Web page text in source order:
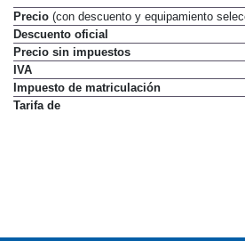
Precio (con descuento y equipamiento
Descuento oficial
Precio sin impuestos
IVA
Impuesto de matriculación
Tarifa de